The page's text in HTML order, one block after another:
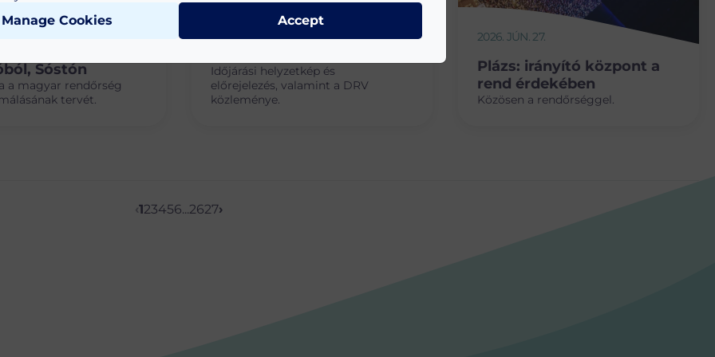
Sóstón
a magyar rendőrség
tervét.
2026. JÚN. 29.
Időjárási helyzetkép és
előrejelezés, valamint a DRV
közleménye.
2026. JÚN. 27.
Plázs: irányító központ a
rend érdekében
Közösen a rendőrséggel.
‹123456...2627›
Manage Cookies Accept